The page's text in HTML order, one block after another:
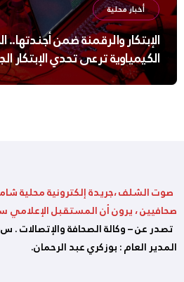
أخبار محلية
الإبتكار والرقمنة ضمن أجندتها..
الكيمياوية ترعى تحدي الإبتكار
صوت الشلف ،جريدة إلكترونية محلية
صحافيين ، يرون أن المستقبل الإعلامي
المدير العام : بوزكري عبد الرحمان.